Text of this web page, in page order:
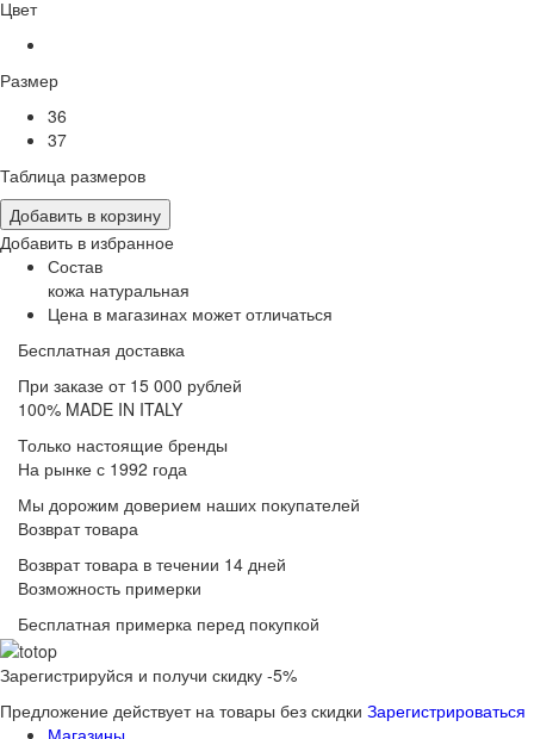
Цвет
Размер
36
37
Таблица размеров
Добавить в корзину
Добавить в избранное
Состав
кожа натуральная
Цена в магазинах может отличаться
Бесплатная доставка
При заказе от 15 000 рублей
100% MADE IN ITALY
Только настоящие бренды
На рынке с 1992 года
Мы дорожим доверием наших покупателей
Возврат товара
Возврат товара в течении 14 дней
Возможность примерки
Бесплатная примерка перед покупкой
Зарегистрируйся и получи скидку -5%
Предложение действует на товары без скидки Зарегистрироваться
Магазины